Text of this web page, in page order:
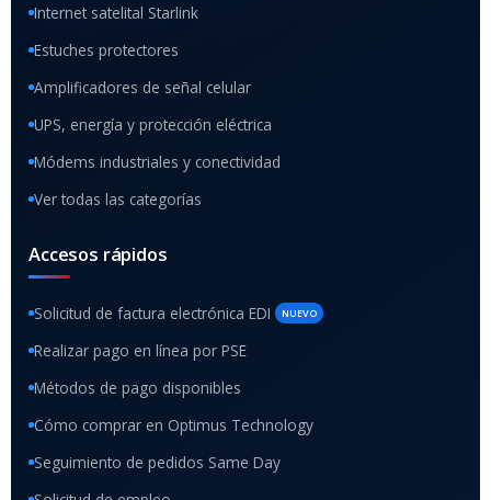
Internet satelital Starlink
Estuches protectores
Amplificadores de señal celular
UPS, energía y protección eléctrica
Módems industriales y conectividad
Ver todas las categorías
Accesos rápidos
Solicitud de factura electrónica EDI NUEVO
Realizar pago en línea por PSE
Métodos de pago disponibles
Cómo comprar en Optimus Technology
Seguimiento de pedidos Same Day